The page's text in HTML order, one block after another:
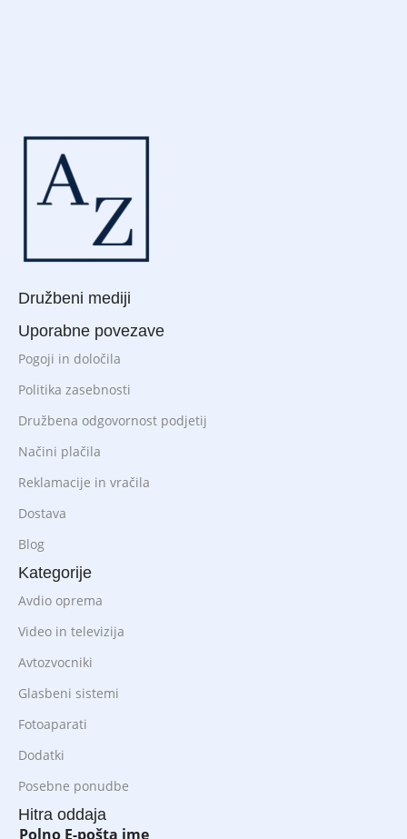
Družbeni mediji
Uporabne povezave
Pogoji in določila
Politika zasebnosti
Družbena odgovornost podjetij
Načini plačila
Reklamacije in vračila
Dostava
Blog
Kategorije
Avdio oprema
Video in televizija
Avtozvocniki
Glasbeni sistemi
Fotoaparati
Dodatki
Posebne ponudbe
Hitra oddaja
Polno E-pošta ime